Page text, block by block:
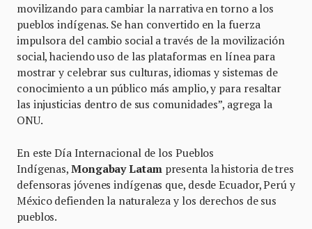
movilizando para cambiar la narrativa en torno a los
pueblos indígenas. Se han convertido en la fuerza
impulsora del cambio social a través de la movilización
social, haciendo uso de las plataformas en línea para
mostrar y celebrar sus culturas, idiomas y sistemas de
conocimiento a un público más amplio, y para resaltar
las injusticias dentro de sus comunidades”, agrega la
ONU.
En este Día Internacional de los Pueblos
Indígenas, Mongabay Latam presenta la historia de tres
defensoras jóvenes indígenas que, desde Ecuador, Perú y
México defienden la naturaleza y los derechos de sus
pueblos.